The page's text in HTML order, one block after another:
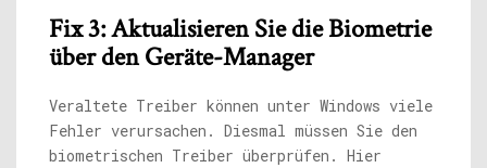
Fix 3: Aktualisieren Sie die Biometrie
über den Geräte-Manager
Veraltete Treiber können unter Windows viele
Fehler verursachen. Diesmal müssen Sie den
biometrischen Treiber überprüfen. Hier